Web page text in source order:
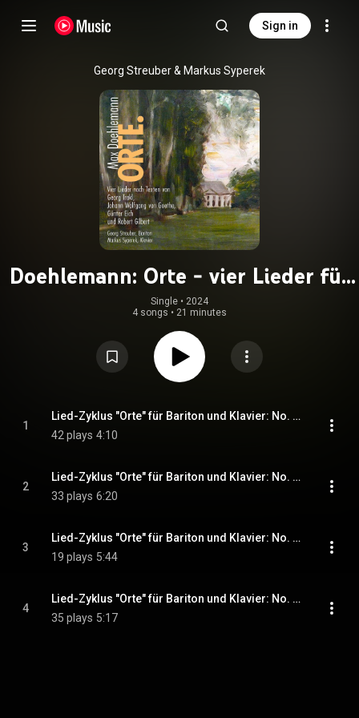
Sign in
Georg Streuber & Markus Syperek
Doehlemann: Orte - vier Lieder für
Bariton und Klavier
Single • 2024
4 songs • 21 minutes
1
Lied-Zyklus "Orte" für Bariton und Klavier: No. 1, Musik im Mirabell
42 plays 4:10
2
Lied-Zyklus "Orte" für Bariton und Klavier: No. 2, Marienbader Elegie
33 plays 6:20
3
Lied-Zyklus "Orte" für Bariton und Klavier: No. 3, Herrenchiemsee
19 plays 5:44
4
Lied-Zyklus "Orte" für Bariton und Klavier: No. 4, Kleistgrab am kleinen Wannsee
35 plays 5:17